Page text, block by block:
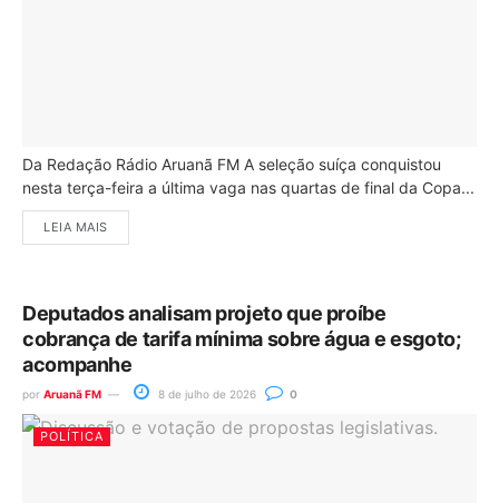
Da Redação Rádio Aruanã FM A seleção suíça conquistou
nesta terça-feira a última vaga nas quartas de final da Copa...
LEIA MAIS
Deputados analisam projeto que proíbe
cobrança de tarifa mínima sobre água e esgoto;
acompanhe
por Aruanã FM 8 de julho de 2026 0
POLÍTICA